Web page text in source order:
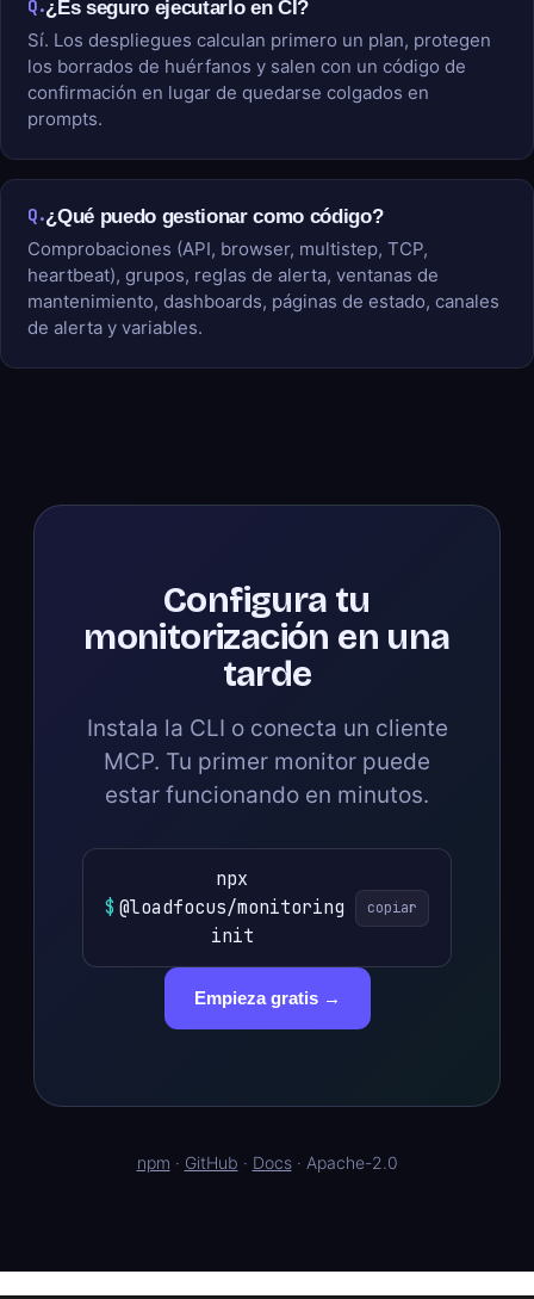
Q.¿Es seguro ejecutarlo en CI?
Sí. Los despliegues calculan primero un plan, protegen
los borrados de huérfanos y salen con un código de
confirmación en lugar de quedarse colgados en
prompts.
Q.¿Qué puedo gestionar como código?
Comprobaciones (API, browser, multistep, TCP,
heartbeat), grupos, reglas de alerta, ventanas de
mantenimiento, dashboards, páginas de estado, canales
de alerta y variables.
Configura tu
monitorización en una
tarde
Instala la CLI o conecta un cliente
MCP. Tu primer monitor puede
estar funcionando en minutos.
$
npx
@loadfocus/monitoring
init
copiar
Empieza gratis →
npm · GitHub · Docs· Apache-2.0